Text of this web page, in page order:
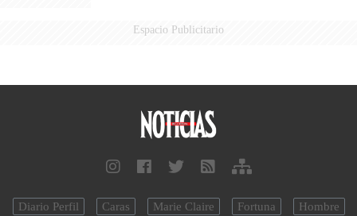
Espacio Publicitario
Diario Perfil Caras Marie Claire Fortuna
Hombre